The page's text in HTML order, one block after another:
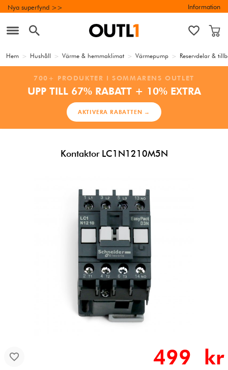
Nya superfynd >> Information
Hem > Hushåll > Värme & hemmaklimat > Värmepump > Reservdelar &
700+ PRODUKTER I SOMMARENS OUTLET
UPP TILL 67% RABATT + 10% EXTRA
AKTIVERA RABATTEN →
Kontaktor LC1N1210M5N
499 kr